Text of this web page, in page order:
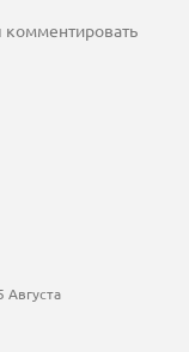
комментировать